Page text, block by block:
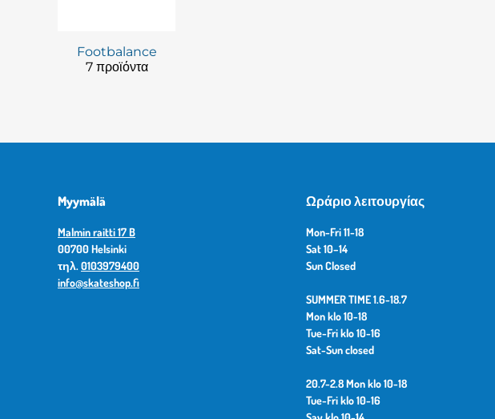
Footbalance
7 προϊόντα
Myymälä
Malmin raitti 17 B
00700 Helsinki
τηλ. 0103979400
info@skateshop.fi
Ωράριο λειτουργίας
Mon-Fri 11-18
Sat 10–14
Sun Closed
SUMMER TIME 1.6-18.7
Mon klo 10-18
Tue-Fri klo 10-16
Sat-Sun closed
20.7-2.8 Mon klo 10-18
Tue-Fri klo 10-16